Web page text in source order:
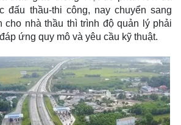
đấu thầu-thi công, nay chuyển sang
cho nhà thầu thì trình độ quản lý phải
ứng quy mô và yêu cầu kỹ thuật.